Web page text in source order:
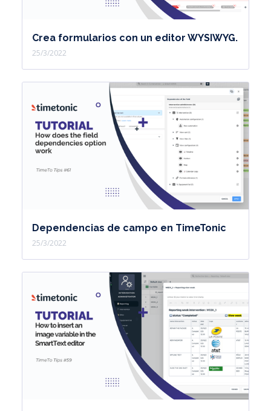
Crea formularios con un editor WYSIWYG.
25/3/2022
Dependencias de campo en TimeTonic
25/3/2022